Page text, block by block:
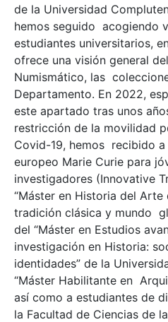
de la Universidad
hemos seguido acogiendo
estudiantes universitarios,
ofrece una visión general
Numismático, las
Departamento. En 2022,
este apartado tras unos
restricción de la movilidad
Covid-19, hemos recibido a
europeo Marie Curie para
investigadores (Innovative
“Máster en Historia del Arte
tradición clásica y mundo
del “Máster en Estudios
investigación en Historia:
identidades” de la
“Máster Habilitante en
así como a estudiantes de
la Facultad de Ciencias de